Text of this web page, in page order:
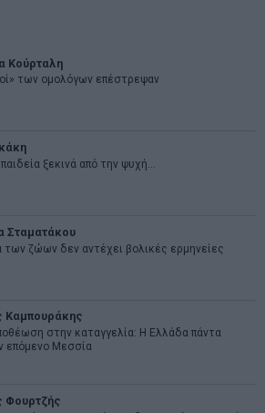
Κούρταλη
των ομολόγων επέστρεψαν
ξεκινά από την ψυχή…
Σταματάκου
των ζώων δεν αντέχει βολικές ερμηνείες
Καμπουράκης
στην καταγγελία: Η Ελλάδα πάντα
επόμενο Μεσσία
Φουρτζής